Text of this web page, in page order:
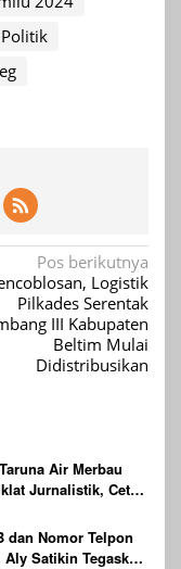
Pos berikutnya
Logistik
Pilkades Serentak
III Kabupaten
Beltim Mulai
Didistribusikan
Air Merbau
Jurnalistik, Cetak
dan Nomor Telpon
Aly Satikin Tegaskan